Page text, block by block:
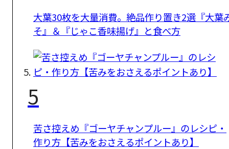
大葉30枚を大量消費。絶品作り置き2選『大葉
そ』＆『じゃこ香味揚げ』と食べ方
5
苦さ控えめ『ゴーヤチャンプルー』のレシピ・
作り方【苦みをおさえるポイントあり】